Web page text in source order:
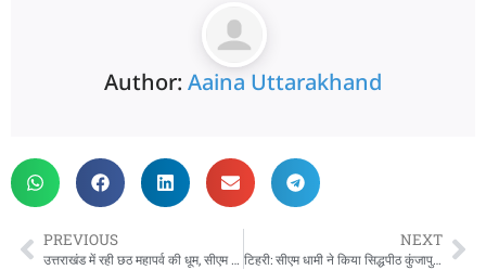
Author: Aaina Uttarakhand
PREVIOUS
उत्तराखंड में रही छठ महापर्व की धूम, सीएम ने खटीमा में किया सूर्य षष्टि व्रत महोत्सव में प्रतिभाग, तो मुख्य सचिव ने देहरादून में दिया अर्घ्य
NEXT
टिहरी: सीएम धामी ने किया सिद्धपीठ कुंजापुरी पर्यटन विकास मेले का शुभारंभ